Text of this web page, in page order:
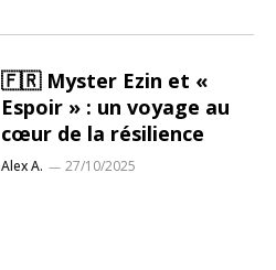
🇫🇷 Myster Ezin et «
Espoir » : un voyage au
cœur de la résilience
Alex A. 27/10/2025